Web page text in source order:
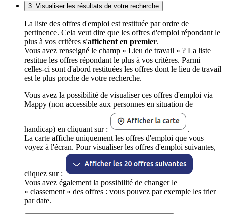
3. Visualiser les résultats de votre recherche
La liste des offres d'emploi est restituée par ordre de
pertinence. Cela veut dire que les offres d'emploi répondant le
plus à vos critères s'affichent en premier.
Vous avez renseigné le champ « Lieu de travail » ? La liste
restitue les offres répondant le plus à vos critères. Parmi
celles-ci sont d'abord restituées les offres dont le lieu de travail
est le plus proche de votre recherche.
Vous avez la possibilité de visualiser ces offres d'emploi via
Mappy (non accessible aux personnes en situation de
handicap) en cliquant sur :
.
La carte affiche uniquement les offres d'emploi que vous
voyez à l'écran. Pour visualiser les offres d'emploi suivantes,
cliquez sur :
Vous avez également la possibilité de changer le
« classement » des offres : vous pouvez par exemple les trier
par date.